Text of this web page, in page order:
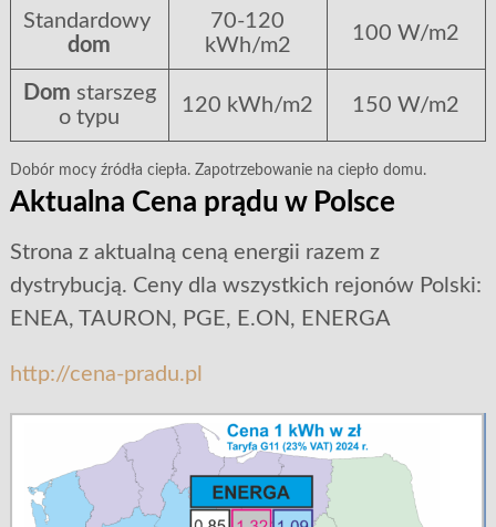
Standardowy
dom
70-120
kWh/m2
100 W/m2
Dom starszeg
o typu
120 kWh/m2 150 W/m2
Dobór mocy źródła ciepła. Zapotrzebowanie na ciepło domu.
Aktualna Cena prądu w Polsce
Strona z aktualną ceną energii razem z
dystrybucją. Ceny dla wszystkich rejonów Polski:
ENEA, TAURON, PGE, E.ON, ENERGA
http://cena-pradu.pl